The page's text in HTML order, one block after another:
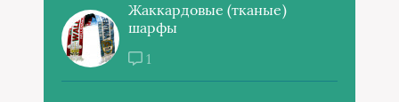
Жаккардовые (тканые)
шарфы
1